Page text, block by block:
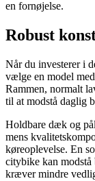
en fornøjelse.
Robust
Når du investerer i
vælge en model
Rammen, normalt
til at modstå daglig
Holdbare dæk og
mens
køreoplevelse. En
citybike kan modstå
kræver mindre